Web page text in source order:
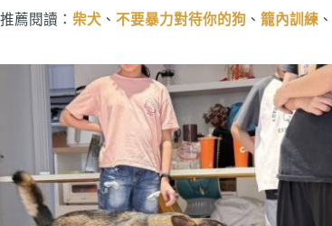
推薦閱讀： 柴犬 、 不要暴力對待你的狗 、 籠內訓練 、